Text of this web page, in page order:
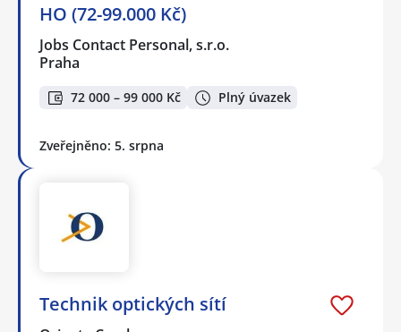
HO (72-99.000 Kč)
Jobs Contact Personal, s.r.o.
Praha
72 000 – 99 000 Kč Plný úvazek
Zveřejněno: 5. srpna
Technik optických sítí